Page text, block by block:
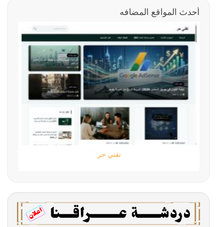
أحدث المواقع المضافه
تقني حر